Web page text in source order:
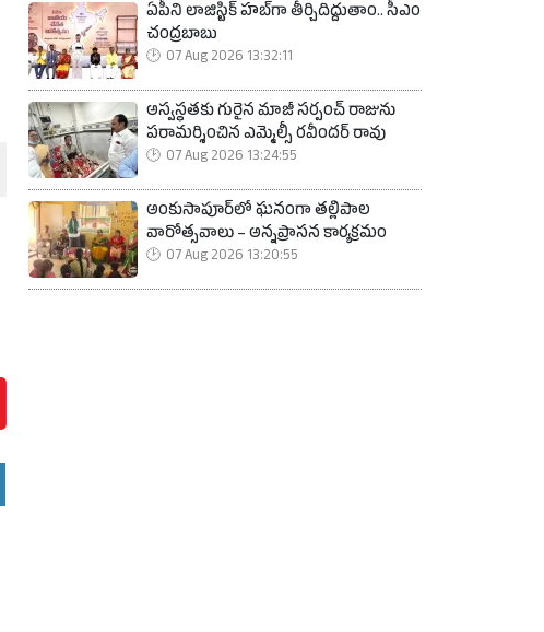
ఏపీని లాజిస్టిక్ హబ్‌గా తీర్చిదిద్దుతాం.. సీఎం
చంద్రబాబు
07 Aug 2026 13:32:11
అస్వస్థతకు గురైన మాజీ సర్పంచ్ రాజును
పరామర్శించిన ఎమ్మెల్సీ రవీందర్ రావు
07 Aug 2026 13:24:55
అంకుసాపూర్‌లో ఘనంగా తల్లిపాల
వారోత్సవాలు – అన్నప్రాసన కార్యక్రమం
07 Aug 2026 13:20:55